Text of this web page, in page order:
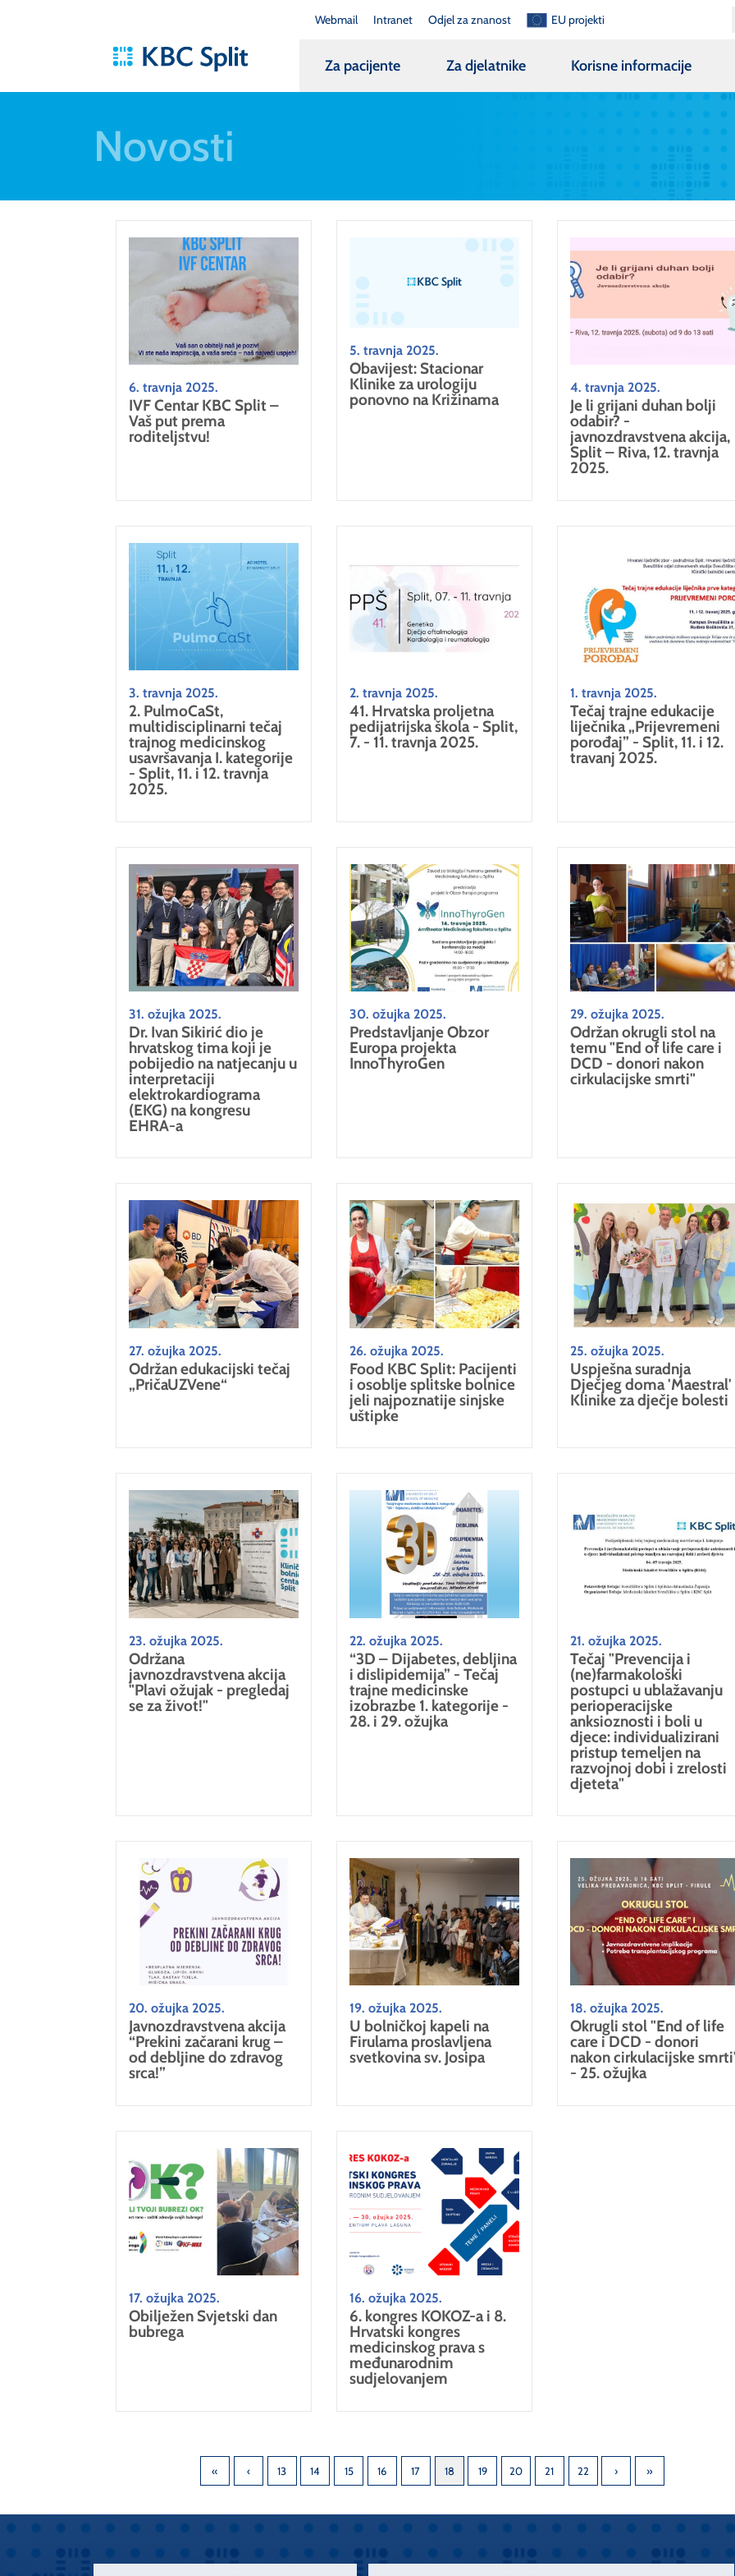
Webmail Intranet Odjel za znanost EU projekti
Za pacijente Za djelatnike Korisne informacije
Novosti
6. travnja 2025.
IVF Centar KBC Split –
Vaš put prema
roditeljstvu!
5. travnja 2025.
Obavijest: Stacionar
Klinike za urologiju
ponovno na Križinama
4. travnja 2025.
Je li grijani duhan bolji
odabir? -
javnozdravstvena akcija,
Split – Riva, 12. travnja
2025.
3. travnja 2025.
2. PulmoCaSt,
multidisciplinarni tečaj
trajnog medicinskog
usavršavanja I. kategorije
- Split, 11. i 12. travnja
2025.
2. travnja 2025.
41. Hrvatska proljetna
pedijatrijska škola - Split,
7. - 11. travnja 2025.
1. travnja 2025.
Tečaj trajne edukacije
liječnika „Prijevremeni
porođaj” - Split, 11. i 12.
travanj 2025.
31. ožujka 2025.
Dr. Ivan Sikirić dio je
hrvatskog tima koji je
pobijedio na natjecanju u
interpretaciji
elektrokardiograma
(EKG) na kongresu
EHRA-a
30. ožujka 2025.
Predstavljanje Obzor
Europa projekta
InnoThyroGen
29. ožujka 2025.
Održan okrugli stol na
temu "End of life care i
DCD - donori nakon
cirkulacijske smrti"
27. ožujka 2025.
Održan edukacijski tečaj
„PričaUZVene“
26. ožujka 2025.
Food KBC Split: Pacijenti
i osoblje splitske bolnice
jeli najpoznatije sinjske
uštipke
25. ožujka 2025.
Uspješna suradnja
Dječjeg doma 'Maestral'
Klinike za dječje bolesti
23. ožujka 2025.
Održana
javnozdravstvena akcija
"Plavi ožujak - pregledaj
se za život!"
22. ožujka 2025.
“3D – Dijabetes, debljina
i dislipidemija” - Tečaj
trajne medicinske
izobrazbe 1. kategorije -
28. i 29. ožujka
21. ožujka 2025.
Tečaj "Prevencija i
(ne)farmakološki
postupci u ublažavanju
perioperacijske
anksioznosti i boli u
djece: individualizirani
pristup temeljen na
razvojnoj dobi i zrelosti
djeteta"
20. ožujka 2025.
Javnozdravstvena akcija
“Prekini začarani krug –
od debljine do zdravog
srca!”
19. ožujka 2025.
U bolničkoj kapeli na
Firulama proslavljena
svetkovina sv. Josipa
18. ožujka 2025.
Okrugli stol "End of life
care i DCD - donori
nakon cirkulacijske
- 25. ožujka
17. ožujka 2025.
Obilježen Svjetski dan
bubrega
16. ožujka 2025.
6. kongres KOKOZ-a i 8.
Hrvatski kongres
medicinskog prava s
međunarodnim
sudjelovanjem
13 14 15 16 17 18 19 20 21 22